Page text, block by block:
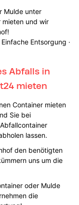
Mulde unter
und wir
Entsorgung ·
Abfalls in
mieten
Container mieten
Sie bei
lassen.
den benötigten
uns um die
oder Mulde
die